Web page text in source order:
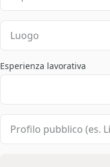
Esperienza lavorativa